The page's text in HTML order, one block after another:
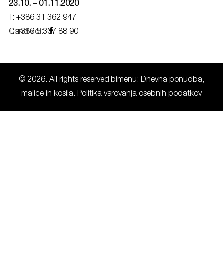
23.10. – 01.11.2020
T: +386 31 362 947
T: +386 5 307 88 90
Condividi:
© 2026. All rights reserved bimenu: Dnevna ponudba,
malice in kosila. Politika varovanja osebnih podatkov